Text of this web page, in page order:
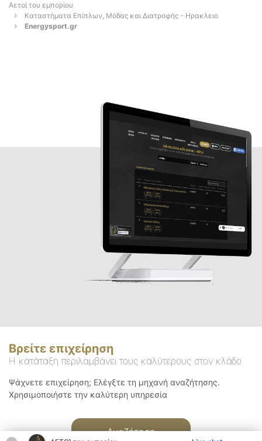
Αετοί του εμπορίου
Καταστήματα Επίπλων, Μόδας και Διατροφής - Ηρακλειο
Energysport.gr
Βρείτε επιχείρηση
Η κατάταξη περιλαμβάνει τους καλύτερους στον κλάδο
Ψάχνετε επιχείρηση; Ελέγξτε τη μηχανή αναζήτησης.
Χρησιμοποιήστε την καλύτερη υπηρεσία
Αναζήτηση